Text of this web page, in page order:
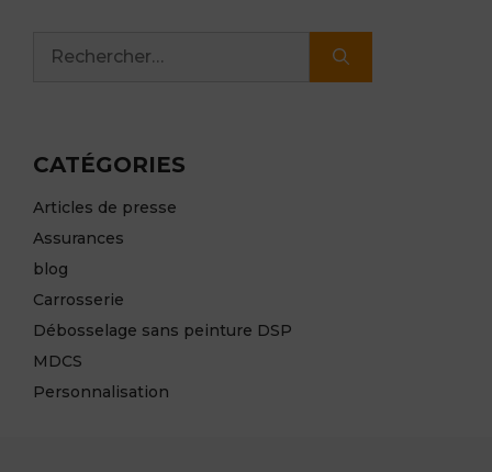
CATÉGORIES
Articles de presse
Assurances
blog
Carrosserie
Débosselage sans peinture DSP
MDCS
Personnalisation